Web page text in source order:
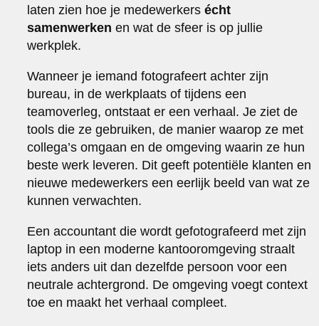
laten zien hoe je medewerkersécht
samenwerken en wat de sfeer is op jullie
werkplek.
Wanneer je iemand fotografeert achter zijn
bureau, in de werkplaats of tijdens een
teamoverleg, ontstaat er een verhaal. Je ziet de
tools die ze gebruiken, de manier waarop ze met
collega’s omgaan en de omgeving waarin ze hun
beste werk leveren. Dit geeft potentiële klanten en
nieuwe medewerkers een eerlijk beeld van wat ze
kunnen verwachten.
Een accountant die wordt gefotografeerd met zijn
laptop in een moderne kantooromgeving straalt
iets anders uit dan dezelfde persoon voor een
neutrale achtergrond. De omgeving voegt context
toe en maakt het verhaal compleet.